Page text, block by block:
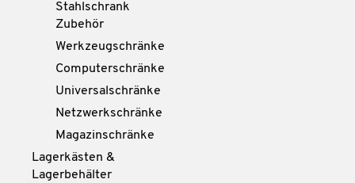
Stahlschrank
Zubehör
Werkzeugschränke
Computerschränke
Universalschränke
Netzwerkschränke
Magazinschränke
Lagerkästen &
Lagerbehälter